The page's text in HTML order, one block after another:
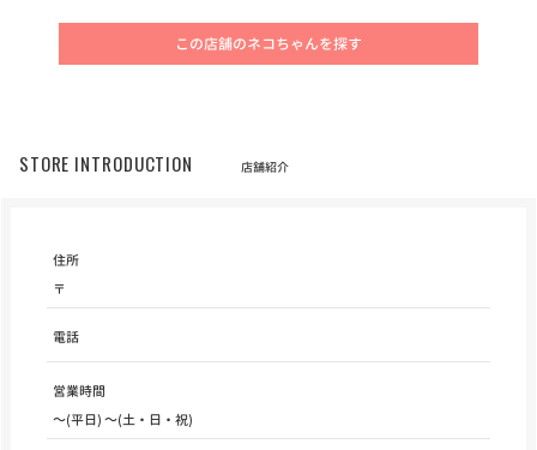
この店舗のネコちゃんを探す
STORE INTRODUCTION 店舗紹介
住所
〒
電話
営業時間
～(平日) ～(土・日・祝)